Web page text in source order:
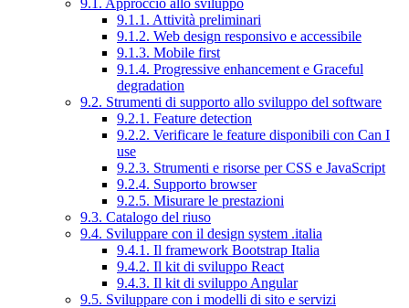
9.1. Approccio allo sviluppo
9.1.1. Attività preliminari
9.1.2. Web design responsivo e accessibile
9.1.3. Mobile first
9.1.4. Progressive enhancement e Graceful
degradation
9.2. Strumenti di supporto allo sviluppo del software
9.2.1. Feature detection
9.2.2. Verificare le feature disponibili con Can I
use
9.2.3. Strumenti e risorse per CSS e JavaScript
9.2.4. Supporto browser
9.2.5. Misurare le prestazioni
9.3. Catalogo del riuso
9.4. Sviluppare con il design system .italia
9.4.1. Il framework Bootstrap Italia
9.4.2. Il kit di sviluppo React
9.4.3. Il kit di sviluppo Angular
9.5. Sviluppare con i modelli di sito e servizi